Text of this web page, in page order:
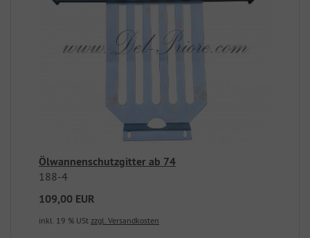
Ölwannenschutzgitter ab 74
188-4
109,00 EUR
inkl. 19 % USt zzgl. Versandkosten